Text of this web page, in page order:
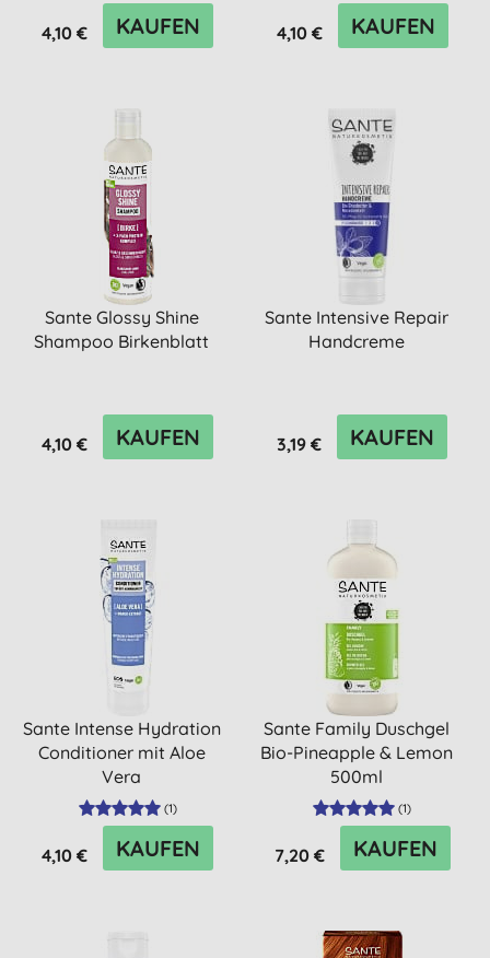
4,10 € KAUFEN 4,10 € KAUFEN
Sante Glossy Shine
Shampoo Birkenblatt
4,10 € KAUFEN
Sante Intensive Repair
Handcreme
3,19 € KAUFEN
Sante Intense Hydration
Conditioner mit Aloe
Vera
(1)
4,10 € KAUFEN
Sante Family Duschgel
Bio-Pineapple & Lemon
500ml
(1)
7,20 € KAUFEN